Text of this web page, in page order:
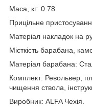
Маса, кг: 0.78
Прицільне
Матеріал накладок на
Місткість барабана,
Матеріал барабана:
Комплект: Револьвер,
чищення ствола,
Виробник: ALFA Чехія.